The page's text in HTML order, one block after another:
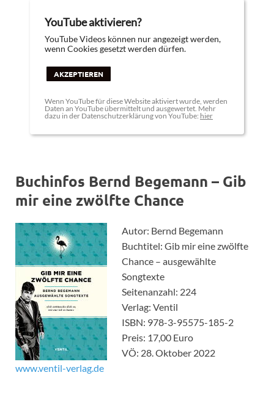
YouTube aktivieren?
YouTube Videos können nur angezeigt werden,
wenn Cookies gesetzt werden dürfen.
AKZEPTIEREN
Wenn YouTube für diese Website aktiviert wurde, werden
Daten an YouTube übermittelt und ausgewertet. Mehr
dazu in der Datenschutzerklärung von YouTube: hier
Buchinfos Bernd Begemann – Gib
mir eine zwölfte Chance
Autor: Bernd Begemann
Buchtitel: Gib mir eine zwölfte
Chance – ausgewählte
Songtexte
Seitenanzahl: 224
Verlag: Ventil
ISBN: 978-3-95575-185-2
Preis: 17,00 Euro
VÖ: 28. Oktober 2022
www.ventil-verlag.de